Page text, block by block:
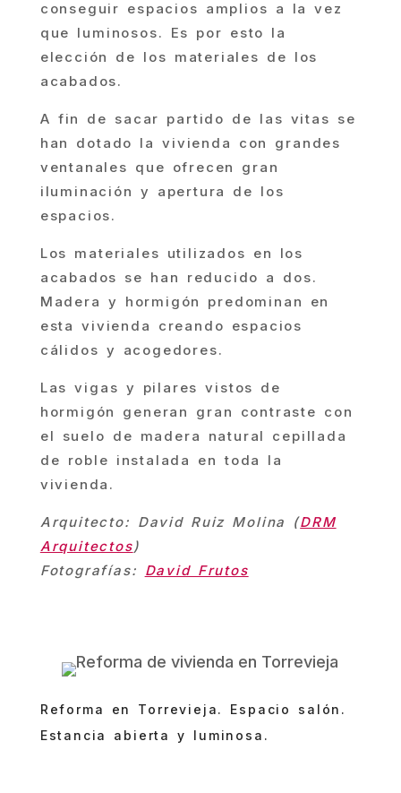
conseguir espacios amplios a la vez
que luminosos. Es por esto la
elección de los materiales de los
acabados.
A fin de sacar partido de las vitas se
han dotado la vivienda con grandes
ventanales que ofrecen gran
iluminación y apertura de los
espacios.
Los materiales utilizados en los
acabados se han reducido a dos.
Madera y hormigón predominan en
esta vivienda creando espacios
cálidos y acogedores.
Las vigas y pilares vistos de
hormigón generan gran contraste con
el suelo de madera natural cepillada
de roble instalada en toda la
vivienda.
Arquitecto: David Ruiz Molina (DRM
Arquitectos)
Fotografías: David Frutos
Reforma en Torrevieja. Espacio salón.
Estancia abierta y luminosa.